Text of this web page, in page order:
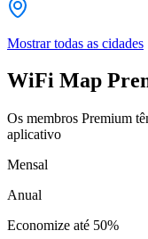
Mostrar todas as cidades
WiFi Map
Os membros Premium
aplicativo
Mensal
Anual
Economize até 50%